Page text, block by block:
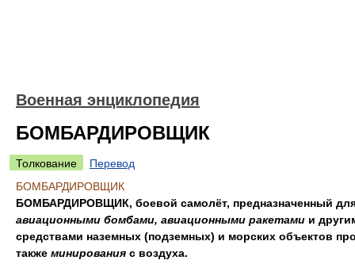
Военная энциклопедия
БОМБАРДИРОВЩИК
Толкование
Перевод
БОМБАРДИРОВЩИК
БОМБАРДИРОВЩИК, боевой самолёт, предназначенный
авиационными бомбами, авиационными ракетами и
средствами наземных (подземных) и морских объектов
также минирования с воздуха.